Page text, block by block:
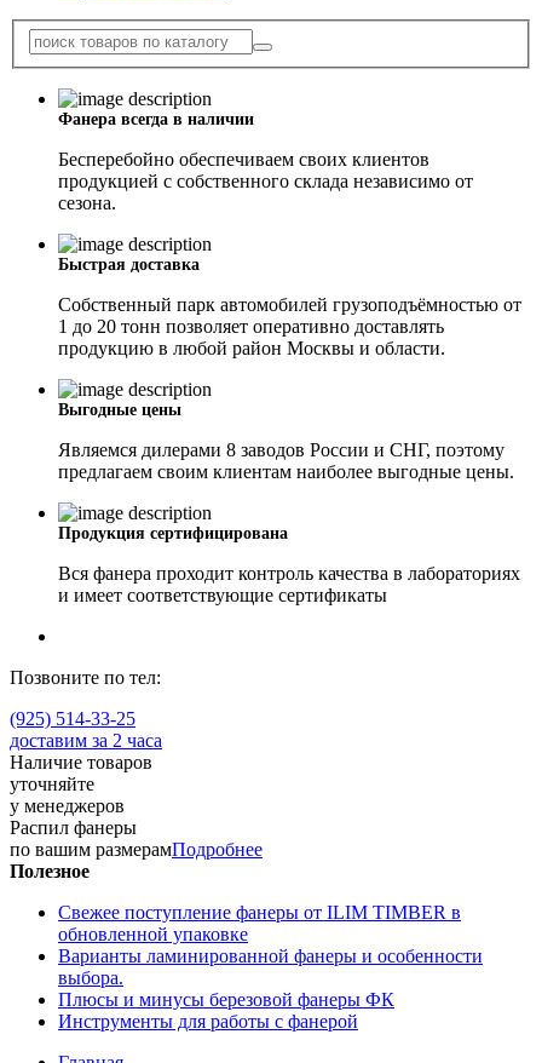
Фанера всегда в наличии
Бесперебойно обеспечиваем своих клиентов
продукцией с собственного склада независимо от
сезона.
Быстрая доставка
Собственный парк автомобилей грузоподъёмностью от
1 до 20 тонн позволяет оперативно доставлять
продукцию в любой район Москвы и области.
Выгодные цены
Являемся дилерами 8 заводов России и СНГ, поэтому
предлагаем своим клиентам наиболее выгодные цены.
Продукция сертифицирована
Вся фанера проходит контроль качества в лабораториях
и имеет соответствующие сертификаты
Позвоните по тел:
(925) 514-33-25
доставим за 2 часа
Наличие товаров
уточняйте
у менеджеров
Распил фанеры
по вашим размерамПодробнее
Полезное
Свежее поступление фанеры от ILIM TIMBER в
обновленной упаковке
Варианты ламинированной фанеры и особенности
выбора.
Плюсы и минусы березовой фанеры ФК
Инструменты для работы с фанерой